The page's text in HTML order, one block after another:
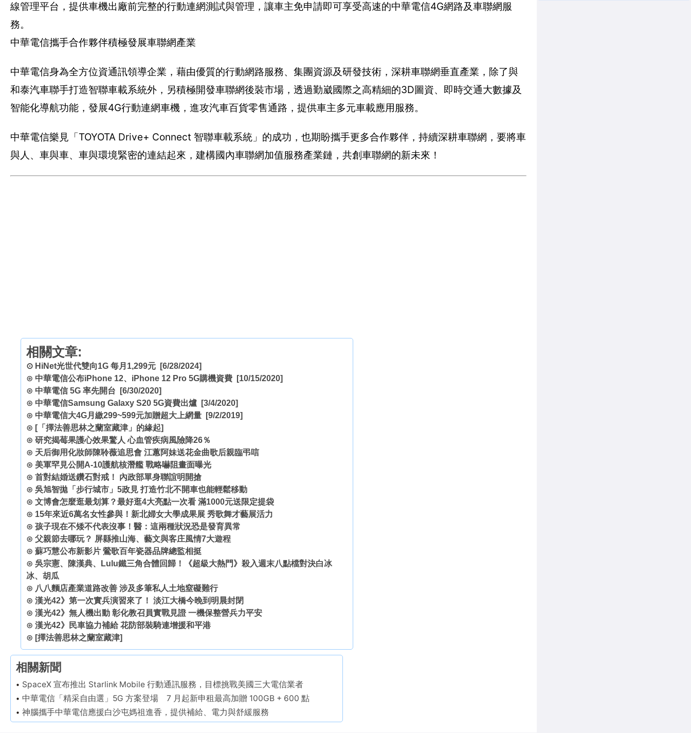
線管理平台，提供車機出廠前完整的行動連網測試與管理，讓車主免申請即可享受高速的中華電信4G網路及車聯網服
務。
中華電信攜手合作夥伴積極發展車聯網產業
中華電信身為全方位資通訊領導企業，藉由優質的行動網路服務、集團資源及研發技術，深耕車聯網垂直產業，除了與
和泰汽車聯手打造智聯車載系統外，另積極開發車聯網後裝市場，透過勤崴國際之高精細的3D圖資、即時交通大數據及
智能化導航功能，發展4G行動連網車機，進攻汽車百貨零售通路，提供車主多元車載應用服務。
中華電信樂見「TOYOTA Drive+ Connect 智聯車載系統」的成功，也期盼攜手更多合作夥伴，持續深耕車聯網，要將車
與人、車與車、車與環境緊密的連結起來，建構國內車聯網加值服務產業鏈，共創車聯網的新未來！
相關文章:
⊙ HiNet光世代雙向1G 每月1,299元 [6/28/2024]
⊙ 中華電信公布iPhone 12、iPhone 12 Pro 5G購機資費 [10/15/2020]
⊙ 中華電信 5G 率先開台 [6/30/2020]
⊙ 中華電信Samsung Galaxy S20 5G資費出爐 [3/4/2020]
⊙ 中華電信大4G月繳299~599元加贈超大上網量 [9/2/2019]
⊙ [「擇法善思林之蘭室藏津」的緣起]
⊙ 研究揭莓果護心效果驚人 心血管疾病風險降26％
⊙ 天后御用化妝師陳聆薇追思會 江蕙阿妹送花金曲歌后親臨弔唁
⊙ 美軍罕見公開A-10護航核潛艦 戰略嚇阻畫面曝光
⊙ 首對結婚送鑽石對戒！ 內政部單身聯誼明開搶
⊙ 吳旭智拋「步行城市」5政見 打造竹北不開車也能輕鬆移動
⊙ 文博會怎麼逛最划算？最好逛4大亮點一次看 滿1000元送限定提袋
⊙ 15年來近6萬名女性參與！新北婦女大學成果展 秀歌舞才藝展活力
⊙ 孩子現在不矮不代表沒事！醫：這兩種狀況恐是發育異常
⊙ 父親節去哪玩？ 屏縣推山海、藝文與客庄風情7大遊程
⊙ 蘇巧慧公布新影片 鶯歌百年瓷器品牌總監相挺
⊙ 吳宗憲、陳漢典、Lulu鐵三角合體回歸！《超級大熱門》殺入週末八點檔對決白冰
冰、胡瓜
⊙ 八八麵店產業道路改善 涉及多筆私人土地窒礙難行
⊙ 漢光42》第一次實兵演習來了！ 淡江大橋今晚到明晨封閉
⊙ 漢光42》無人機出動 彰化教召員實戰見證 一機保整營兵力平安
⊙ 漢光42》民車協力補給 花防部裝騎連增援和平港
⊙ [擇法善思林之蘭室藏津]
相關新聞
SpaceX 宣布推出 Starlink Mobile 行動通訊服務，目標挑戰美國三大電信業者
中華電信「精采自由選」5G 方案登場 7 月起新申租最高加贈 100GB + 600 點
神腦攜手中華電信應援白沙屯媽祖進香，提供補給、電力與舒緩服務